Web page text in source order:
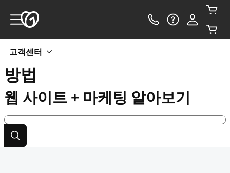
고객센터
방법
웹 사이트 + 마케팅 알아보기